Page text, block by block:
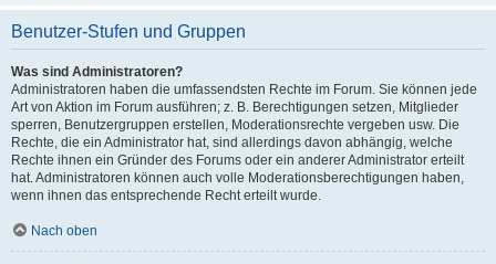
Benutzer-Stufen und Gruppen
Was sind Administratoren?
Administratoren haben die umfassendsten Rechte im Forum. Sie können jede
Art von Aktion im Forum ausführen; z. B. Berechtigungen setzen, Mitglieder
sperren, Benutzergruppen erstellen, Moderationsrechte vergeben usw. Die
Rechte, die ein Administrator hat, sind allerdings davon abhängig, welche
Rechte ihnen ein Gründer des Forums oder ein anderer Administrator erteilt
hat. Administratoren können auch volle Moderationsberechtigungen haben,
wenn ihnen das entsprechende Recht erteilt wurde.
Nach oben